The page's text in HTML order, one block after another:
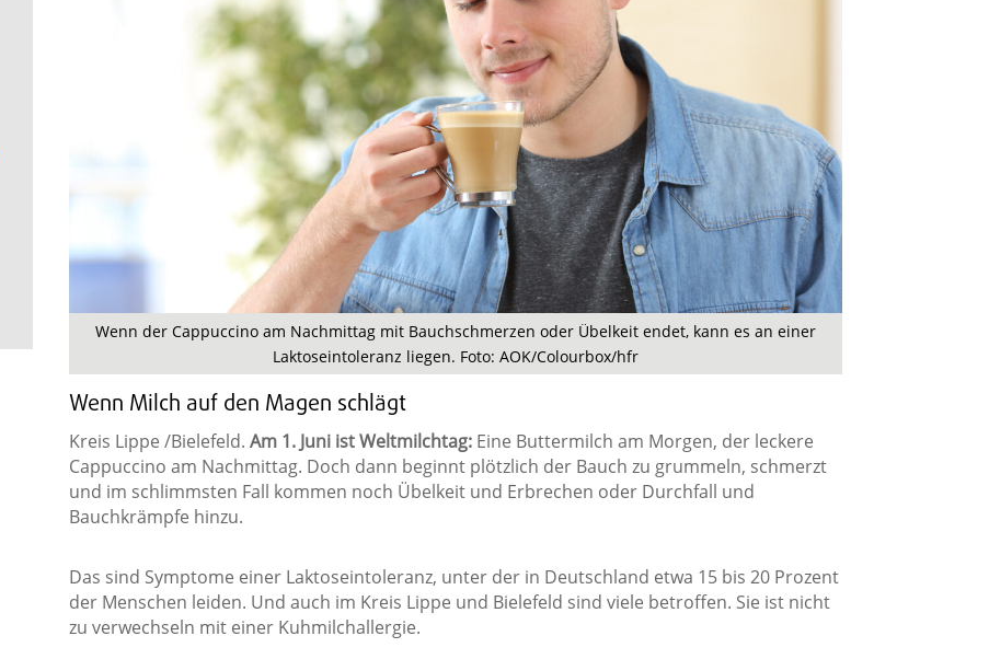
Wenn der Cappuccino am Nachmittag mit Bauchschmerzen oder Übelkeit endet, kann es an einer
Laktoseintoleranz liegen. Foto: AOK/Colourbox/hfr
Wenn Milch auf den Magen schlägt
Kreis Lippe /Bielefeld. Am 1. Juni ist Weltmilchtag:Eine Buttermilch am Morgen, der leckere
Cappuccino am Nachmittag. Doch dann beginnt plötzlich der Bauch zu grummeln, schmerzt
und im schlimmsten Fall kommen noch Übelkeit und Erbrechen oder Durchfall und
Bauchkrämpfe hinzu.
Das sind Symptome einer Laktoseintoleranz, unter der in Deutschland etwa 15 bis 20 Prozent
der Menschen leiden. Und auch im Kreis Lippe und Bielefeld sind viele betroffen. Sie ist nicht
zu verwechseln mit einer Kuhmilchallergie.